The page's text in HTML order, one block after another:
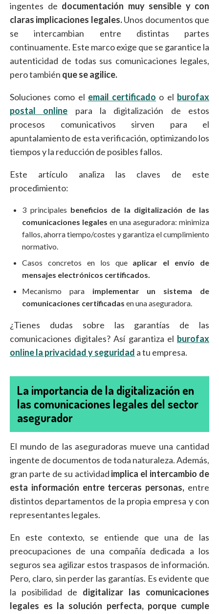
ingentes de documentación muy sensible y con
claras implicaciones legales.Unos documentos que
se intercambian entre distintas partes
continuamente. Este marco exige que se garantice la
autenticidad de todas sus comunicaciones legales,
pero también que se agilice.
Soluciones como el email certificado o el burofax
postal online para la digitalización de estos
procesos comunicativos sirven para el
apuntalamiento de esta verificación, optimizando los
tiempos y la reducción de posibles fallos.
Este artículo analiza las claves de este
procedimiento:
3 principales beneficios de la digitalización de las
comunicaciones legales en una aseguradora: minimiza
fallos, ahorra tiempo/costes y garantiza el cumplimiento
normativo.
Casos concretos en los que aplicar el envío de
mensajes electrónicos certificados.
Mecanismo para implementar un sistema de
comunicaciones certificadas en una aseguradora.
¿Tienes dudas sobre las garantías de las
comunicaciones digitales? Así garantiza el burofax
online la privacidad y seguridad a tu empresa.
La importancia de la digitalización en
las comunicaciones legales del sector
asegurador
El mundo de las aseguradoras mueve una cantidad
ingente de documentos de toda naturaleza. Además,
gran parte de su actividad implica el intercambio de
esta información entre terceras personas, entre
distintos departamentos de la propia empresa y con
representantes legales.
En este contexto, se entiende que una de las
preocupaciones de una compañía dedicada a los
seguros sea agilizar estos traspasos de información.
Pero, claro, sin perder las garantías. Es evidente que
la posibilidad de digitalizar las comunicaciones
legales es la solución perfecta, porque cumple